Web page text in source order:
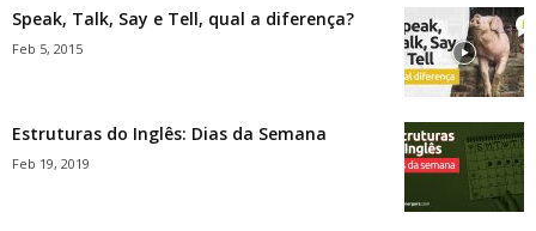
Speak, Talk, Say e Tell, qual a diferença?
Feb 5, 2015
Estruturas do Inglês: Dias da Semana
Feb 19, 2019